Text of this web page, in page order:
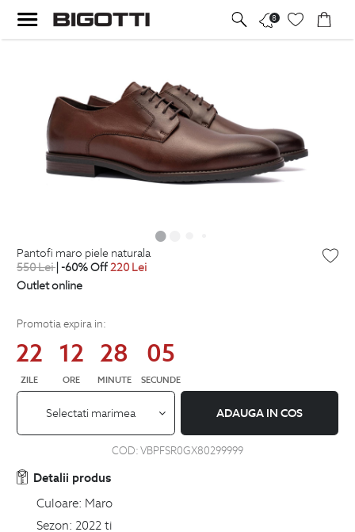
8
pantofi maro piele naturala
550Lei | -60% Off220 Lei
Outlet online
Promotia expira in:
22
ZILE
12
ORE
28
MINUTE
04
SECUNDE
Selectati marimea ADAUGA IN COS
COD:VBPFSR0GX80299999
Detalii produs
Culoare: Maro
Sezon: 2022 ti